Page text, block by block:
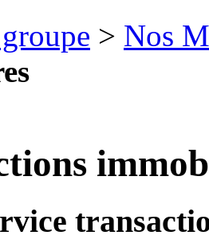
> Nos